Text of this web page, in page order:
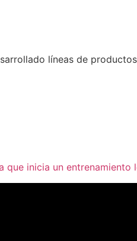
líneas de
que inicia un entrenamiento